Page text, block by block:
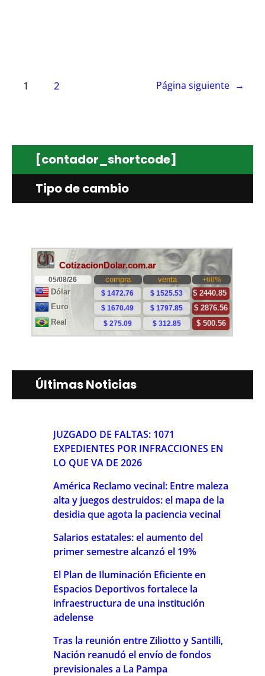
1 2 Página siguiente →
[contador_shortcode]
Tipo de cambio
Últimas Noticias
JUZGADO DE FALTAS: 1071
EXPEDIENTES POR INFRACCIONES EN
LO QUE VA DE 2026
América Reclamo vecinal: Entre maleza
alta y juegos destruidos: el mapa de la
desidia que agota la paciencia vecinal
Salarios estatales: el aumento del
primer semestre alcanzó el 19%
El Plan de Iluminación Eficiente en
Espacios Deportivos fortalece la
infraestructura de una institución
adelense
Tras la reunión entre Ziliotto y Santilli,
Nación reanudó el envío de fondos
previsionales a La Pampa